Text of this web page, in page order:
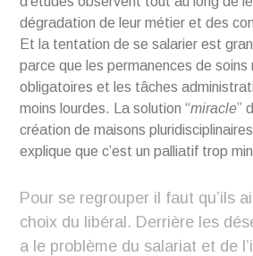
dégradation de leur métier et des
Et la tentation de se salarier est
parce que les permanences de soins
obligatoires et les tâches
moins lourdes. La solution “miracle”
création de maisons
explique que c’est un palliatif trop
Pour se regrouper il faut qu’ils
choix du libéral. Derrière les
a le problème du salariat et de